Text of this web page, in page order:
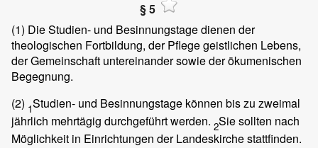
§ 5
(1) Die Studien- und Besinnungstage dienen der
theologischen Fortbildung, der Pflege geistlichen Lebens,
der Gemeinschaft untereinander sowie der ökumenischen
Begegnung.
(2) 1Studien- und Besinnungstage können bis zu zweimal
jährlich mehrtägig durchgeführt werden. 2Sie sollten nach
Möglichkeit in Einrichtungen der Landeskirche stattfinden.